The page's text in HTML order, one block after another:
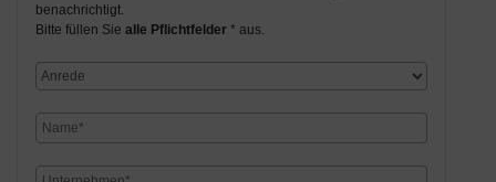
benachrichtigt.
Bitte füllen Sie alle Pflichtfelder * aus.